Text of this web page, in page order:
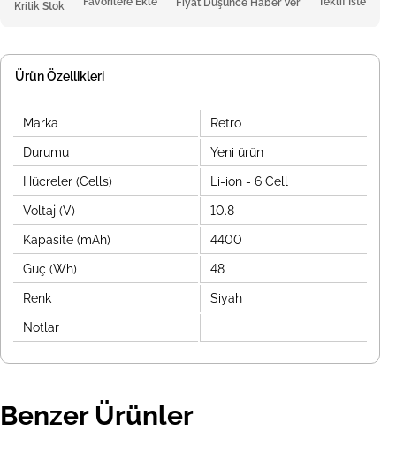
Kritik Stok Fiyat Düşünce Haber Ver
Ürün Özellikleri
Marka Retro
Durumu Yeni ürün
Hücreler (Cells) Li-ion - 6 Cell
Voltaj (V) 10.8
Kapasite (mAh) 4400
Güç (Wh) 48
Renk Siyah
Notlar
Benzer Ürünler